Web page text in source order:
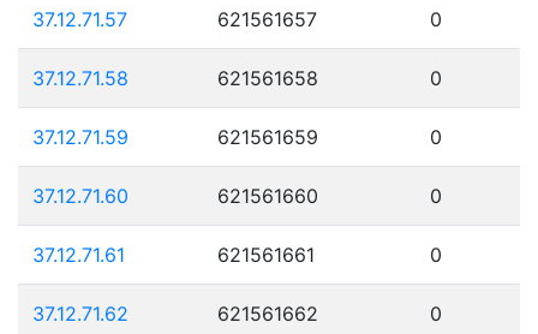
37.12.71.57 621561657 0
37.12.71.58 621561658 0
37.12.71.59 621561659 0
37.12.71.60 621561660 0
37.12.71.61 621561661 0
37.12.71.62 621561662 0